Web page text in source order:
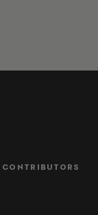
CONTRIBUTORS